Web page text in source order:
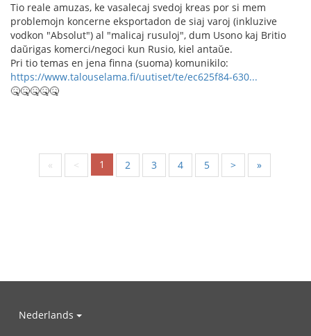
Tio reale amuzas, ke vasalecaj svedoj kreas por si mem
problemojn koncerne eksportadon de siaj varoj (inkluzive
vodkon "Absolut") al "malicaj rusuloj", dum Usono kaj Britio
daŭrigas komerci/negoci kun Rusio, kiel antaŭe.
Pri tio temas en jena finna (suoma) komunikilo:
https://www.talouselama.fi/uutiset/te/ec625f84-630...
🤒🤒🤒🤒🤒
« < 1 2 3 4 5 > »
Nederlands